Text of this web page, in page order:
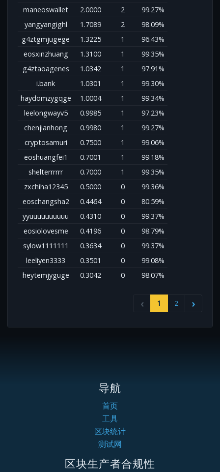
maneoswallet
2.0000 2
99.27%
yangyangighl
1.7089 2
98.09%
g4ztgmjugege
1.3225 1
96.43%
eosxinzhuang
1.3100 1
99.35%
g4ztaoagenes
1.0342 1
97.91%
i.bank
1.0301 1
99.30%
haydomzygqge
1.0004 1
99.34%
leelongwayv5
0.9985 1
97.23%
chenjianhong
0.9980 1
99.27%
cryptosamuri
0.7500 1
99.06%
eoshuangfei1
0.7001 1
99.18%
shelterrrrrr
0.7000 1
99.35%
zxchiha12345
0.5000 0
99.36%
eoschangsha2
0.4464 0
80.59%
yyuuuuuuuuuu
0.4310 0
99.37%
eosiolovesme
0.4196 0
98.79%
sylow1111111
0.3634 0
99.37%
leeliyen3333
0.3501 0
99.08%
heytemjyguge
0.3042 0 98.07%
1 2
导航
首页
工具
区块统计
测试网
区块生产者合规性